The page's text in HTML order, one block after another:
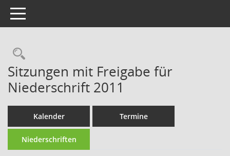
Toggle navigation
Rechercheauswahl
Sitzungen mit Freigabe für
Niederschrift 2011
Kalender Termine
Niederschriften